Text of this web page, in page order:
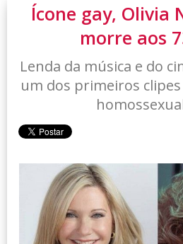
Ícone gay, Olivia
morre aos
Lenda da música e do
um dos primeiros